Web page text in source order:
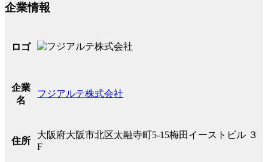
企業情報
ロゴ
企業
名
フジアルテ株式会社
住所
大阪府大阪市北区太融寺町5-15梅田イーストビル ３
F